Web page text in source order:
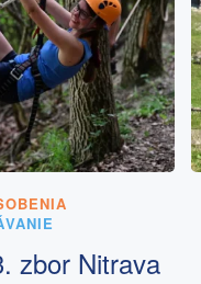
zbor Nitrava